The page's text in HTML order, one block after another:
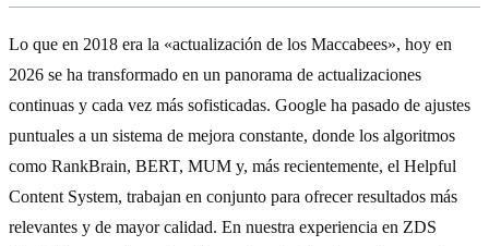
Lo que en 2018 era la «actualización de los Maccabees», hoy en
2026 se ha transformado en un panorama de actualizaciones
continuas y cada vez más sofisticadas. Google ha pasado de ajustes
puntuales a un sistema de mejora constante, donde los algoritmos
como RankBrain, BERT, MUM y, más recientemente, el Helpful
Content System, trabajan en conjunto para ofrecer resultados más
relevantes y de mayor calidad. En nuestra experiencia en ZDS